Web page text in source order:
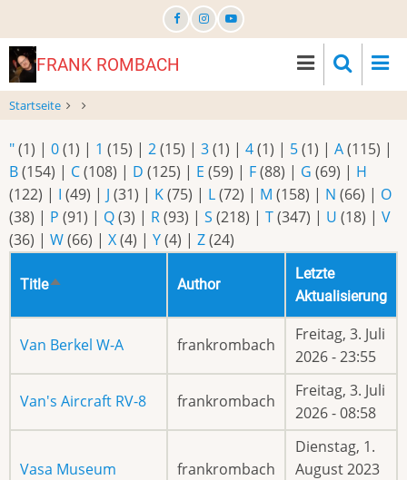
zum
InhaltFRANK ROMBACH
Startseite
"(1) | 0(1) | 1 (15) | 2(15) | 3(1) | 4(1) | 5(1) | A(115) |
B(154) | C(108) | D (125) | E (59) | F(88) | G (69) | H
(122) | I (49) | J (31) | K(75) | L(72) | M (158) | N (66) | O
(38) | P (91) | Q(3) | R(93) | S (218) | T(347) | U (18) | V
(36) | W(66) | X(4) | Y(4) | Z(24)
TitleAbsteigend
Author
Letzte
Aktualisierung
Van Berkel W-A frankrombach
Freitag, 3. Juli
2026 - 23:55
Van's Aircraft RV-8 frankrombach
Freitag, 3. Juli
2026 - 08:58
Vasa Museum frankrombach
Dienstag, 1.
August 2023